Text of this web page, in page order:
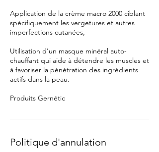
Application de la crème macro 2000 ciblant
spécifiquement les vergetures et autres
imperfections cutanées,
Utilisation d'un masque minéral auto-
chauffant qui aide à détendre les muscles et
à favoriser la pénétration des ingrédients
actifs dans la peau.
Produits Gernétic
Politique d'annulation